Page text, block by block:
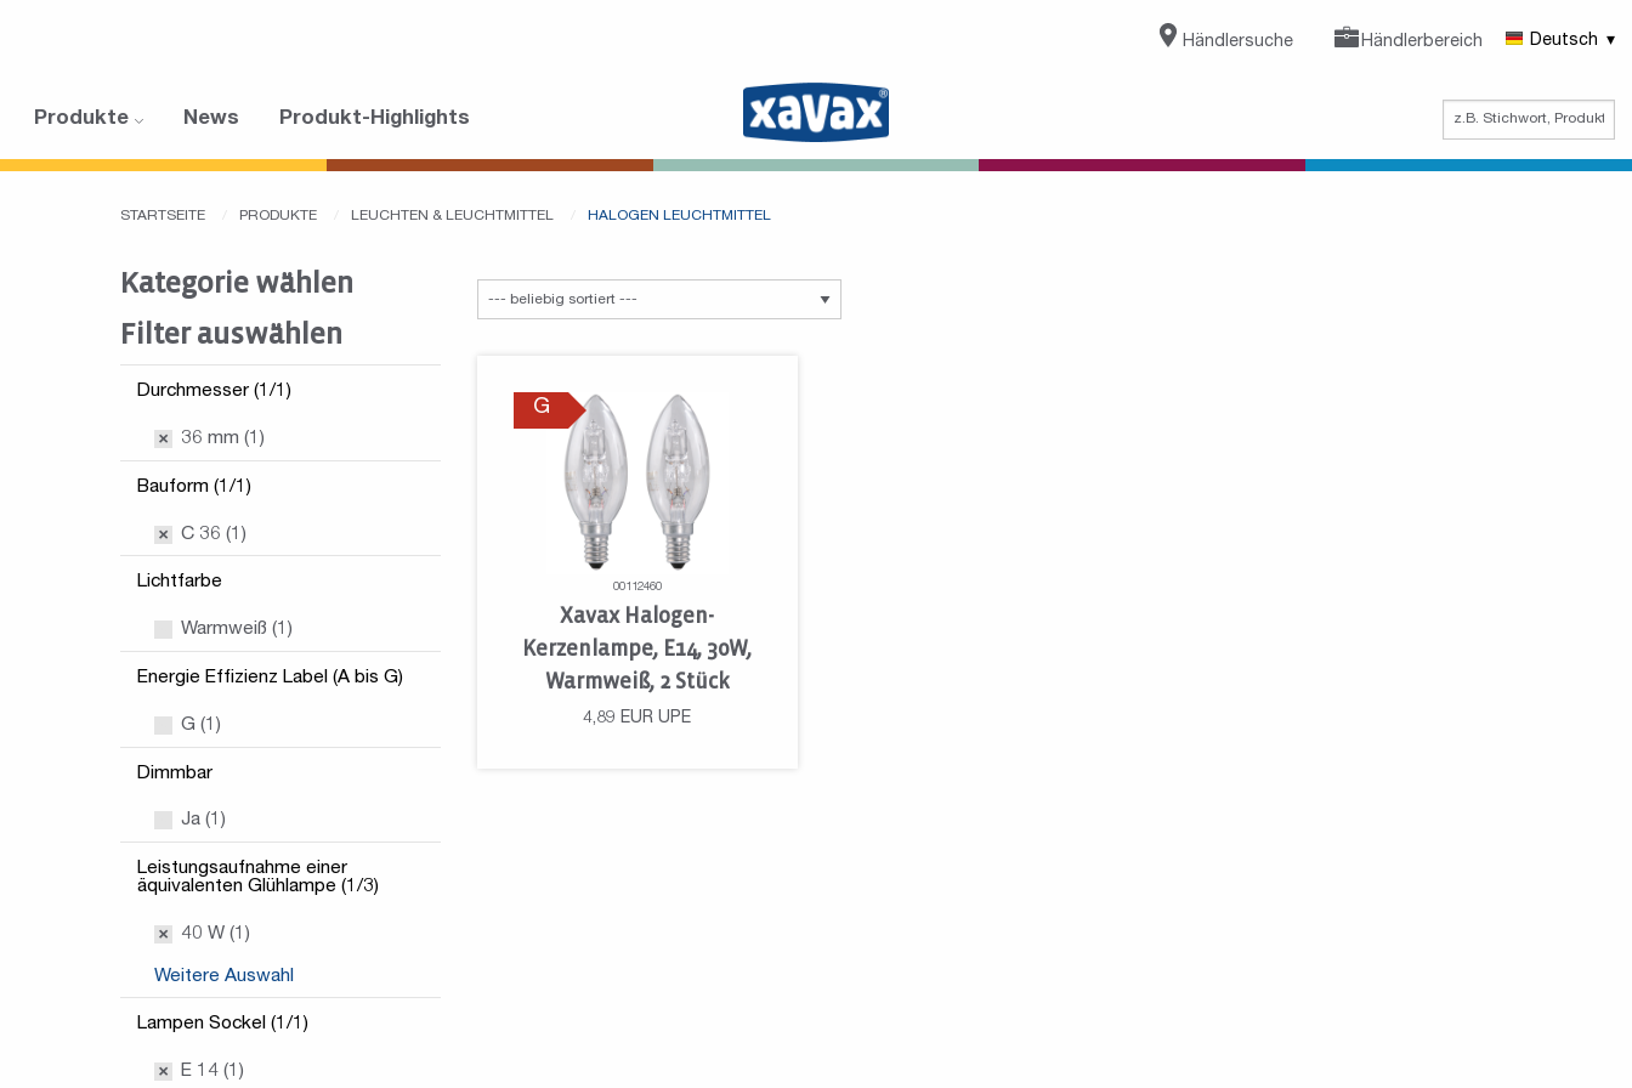
Händlersuche Händlerbereich Deutsch
Produkte News Produkt-Highlights
STARTSEITE PRODUKTE LEUCHTEN & LEUCHTMITTEL HALOGEN LEUCHTMITTEL
Kategorie wählen
Filter auswählen
Durchmesser (1/1)
36 mm (1)
Bauform (1/1)
C 36 (1)
Lichtfarbe
Warmweiß (1)
Energie Effizienz Label (A bis G)
G (1)
Dimmbar
Ja (1)
Leistungsaufnahme einer
äquivalenten Glühlampe (1/3)
40 W (1)
Weitere Auswahl
Lampen Sockel (1/1)
E 14 (1)
G
00112460
Xavax Halogen-
Kerzenlampe, E14, 30W,
Warmweiß, 2 Stück
4,89 EUR UPE